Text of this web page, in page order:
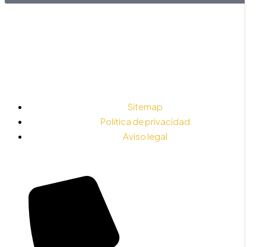
Sitemap
Política de privacidad
Aviso legal